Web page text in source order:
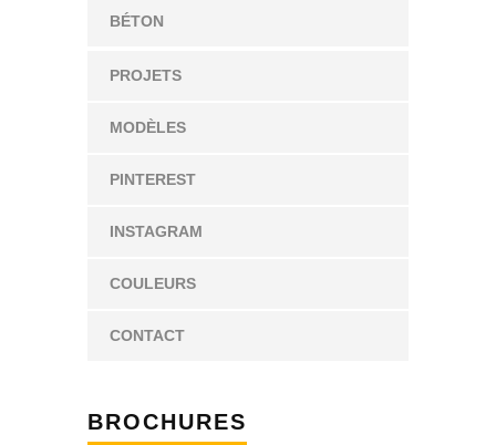
BÉTON
PROJETS
MODÈLES
PINTEREST
INSTAGRAM
COULEURS
CONTACT
BROCHURES